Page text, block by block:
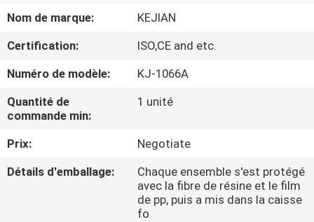
AU
SUJET
NOUS
D'USINE
Nom de marque:
KEJIAN
Certification:
ISO,CE and etc.
Numéro de modèle:
KJ-1066A
Quantité de
commande min:
1 unité
Prix:
Negotiate
Détails d'emballage:
Chaque ensemble s'est protégé
avec la fibre de résine et le film
de pp, puis a mis dans la caisse
fo